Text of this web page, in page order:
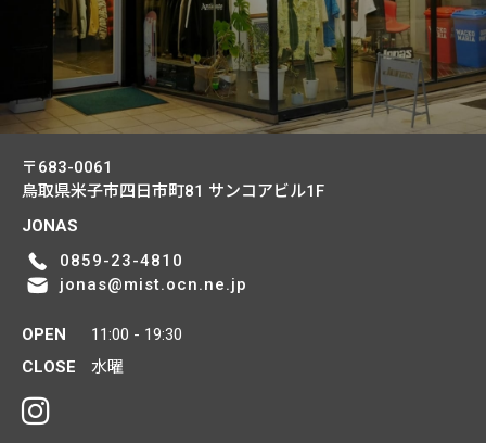
〒683-0061
鳥取県米子市四日市町81 サンコアビル1F
JONAS
0859-23-4810
jonas@mist.ocn.ne.jp
OPEN
11:00 - 19:30
CLOSE
水曜